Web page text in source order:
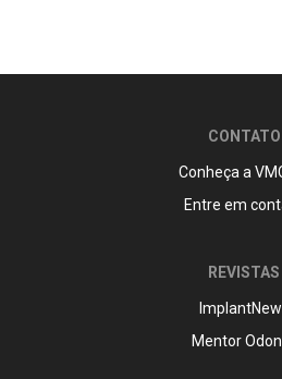
CONTATO
Conheça a
Entre em
REVISTAS
Mentor